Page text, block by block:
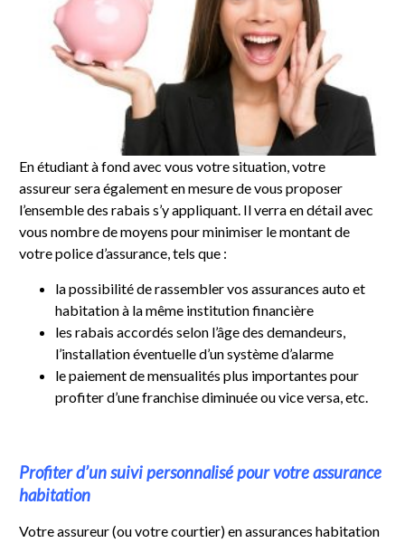
En étudiant à fond avec vous votre situation, votre
assureur sera également en mesure de vous proposer
l’ensemble des rabais s’y appliquant. Il verra en détail avec
vous nombre de moyens pour minimiser le montant de
votre police d’assurance, tels que :
la possibilité de rassembler vos assurances auto et
habitation à la même institution financière
les rabais accordés selon l’âge des demandeurs,
l’installation éventuelle d’un système d’alarme
le paiement de mensualités plus importantes pour
profiter d’une franchise diminuée ou vice versa, etc.
Profiter d’un suivi personnalisé pour votre assurance
habitation
Votre assureur (ou votre courtier) en assurances habitation